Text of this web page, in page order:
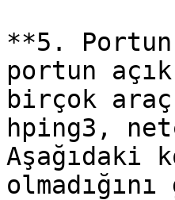
**5. Portun
portun
birçok
hping3,
Aşağıdaki